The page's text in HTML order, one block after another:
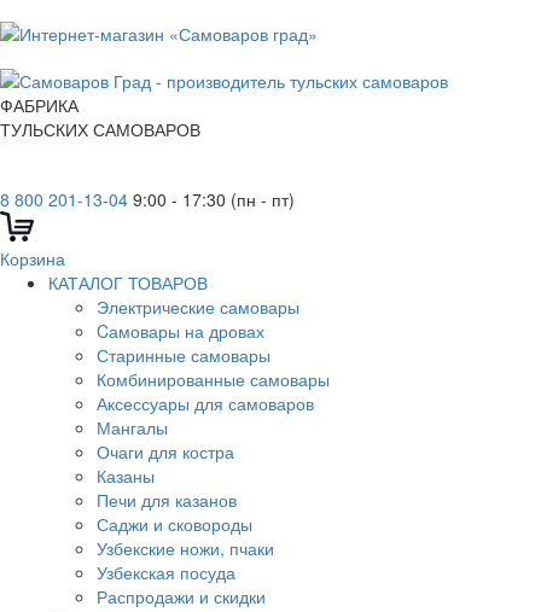
ФАБРИКА
ТУЛЬСКИХ САМОВАРОВ
8 800 201-13-04 9:00 - 17:30 (пн - пт)
Корзина
КАТАЛОГ ТОВАРОВ
Электрические самовары
Cамовары на дровах
Старинные самовары
Комбинированные самовары
Аксессуары для самоваров
Мангалы
Очаги для костра
Казаны
Печи для казанов
Саджи и сковороды
Узбекские ножи, пчаки
Узбекская посуда
Распродажи и скидки